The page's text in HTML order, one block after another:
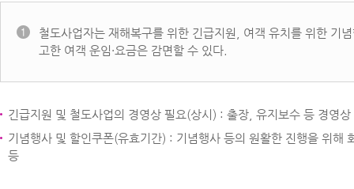
철도사업자는 재해복구를 위한 긴급지원, 여객 유치를 위한 기
고한 여객 운임·요금은 감면할 수 있다.
긴급지원 및 철도사업의 경영상 필요(상시) : 출장, 유지보수 등 경영
기념행사 및 할인쿠폰(유효기간) : 기념행사 등의 원활한 진행을 위해
등